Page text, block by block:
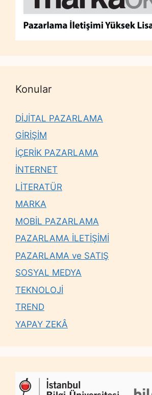
Konular
DİJİTAL PAZARLAMA
GİRİŞİM
İÇERİK PAZARLAMA
İNTERNET
LİTERATÜR
MARKA
MOBİL PAZARLAMA
PAZARLAMA İLETİŞİMİ
PAZARLAMA ve SATIŞ
SOSYAL MEDYA
TEKNOLOJİ
TREND
YAPAY ZEKÂ